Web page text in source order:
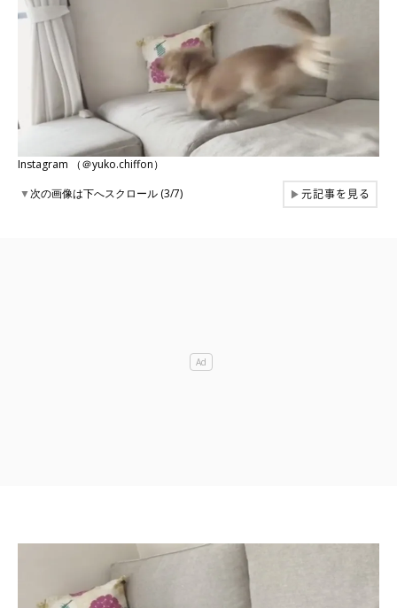
Instagram （＠yuko.chiffon）
▼次の画像は下へスクロール (3/7) ▶元記事を見る